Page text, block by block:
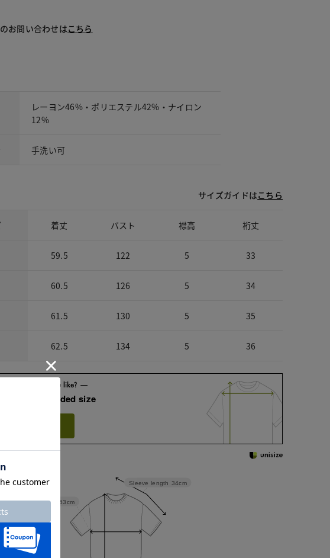
お問い合わせはこちら
レーヨン46%・ポリエステル42%・ナイロン
12%
手洗い可
サイズガイドはこちら
着丈 バスト 襟高 裄丈
59.5 122 5 33
60.5 126 5 34
61.5 130 5 35
62.5 134 5 36
the recommended size
Sleeve length 34cm
Width 63cm